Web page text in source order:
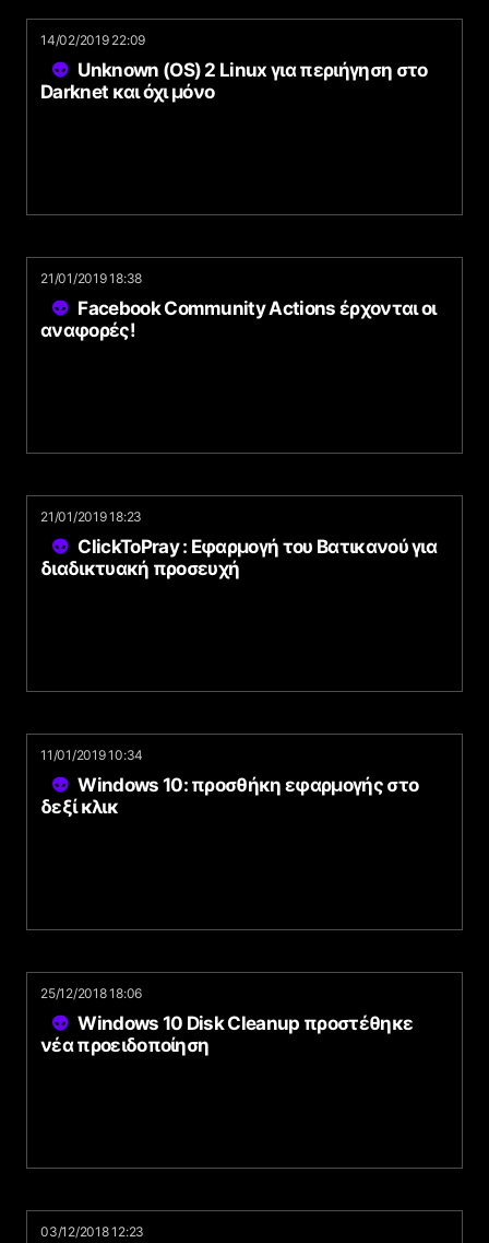
14/02/2019 22:09
Unknown (OS) 2 Linux για περιήγηση στο
Darknet και όχι μόνο
21/01/2019 18:38
Facebook Community Actions έρχονται οι
αναφορές!
21/01/2019 18:23
ClickToPray : Εφαρμογή του Βατικανού για
διαδικτυακή προσευχή
11/01/2019 10:34
Windows 10: προσθήκη εφαρμογής στο
δεξί κλικ
25/12/2018 18:06
Windows 10 Disk Cleanup προστέθηκε
νέα προειδοποίηση
03/12/2018 12:23